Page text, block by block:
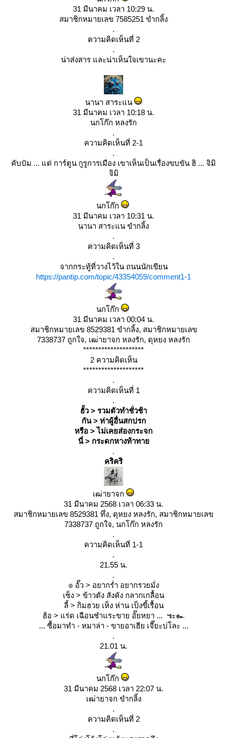
31 มีนาคม เวลา 10:29 น.
สมาชิกหมายเลข 7585251 ขำกลิ้ง
.
ความคิดเห็นที่ 2
.
น่าส่งสาร และน่าเห็นใจเขานะคะ
นานา สาระแน
31 มีนาคม เวลา 10:18 น.
นกโก๊ก หลงรัก
.
ความคิดเห็นที่ 2-1
.
คับป๋ม ... แต่ การ์ตูน กูรูการเมือง เขาเห็นเป็นเรื่องขบขัน ฮิ ... จิมิ
จิมิ
นกโก๊ก
31 มีนาคม เวลา 10:31 น.
นานา สาระแน ขำกลิ้ง
.
ความคิดเห็นที่ 3
.
จากกระทู้ที่วางไว้ใน ถนนนักเขียน
https://pantip.com/topic/43354059/comment1-1
นกโก๊ก
31 มีนาคม เวลา 00:04 น.
สมาชิกหมายเลข 8529381 ขำกลิ้ง, สมาชิกหมายเลข
7338737 ถูกใจ, เฒ่ายาจก หลงรัก, ดุหยง หลงรัก
********************
2 ความคิดเห็น
********************
.
ความคิดเห็นที่ 1
.
ฮั้ว > รวมตัวทำชั่วช้า
กัน > ท่าผู้อื่นสกปรก
หรือ > ไม่เคยส่องกระจก
นี่ > กระดกหางท้าทา
.
คริคริ
เฒ่ายาจก
31 มีนาคม 2568 เวลา 06:33 น.
สมาชิกหมายเลข 8529381 ทึ่ง, ดุหยง หลงรัก, สมาชิกหมายเลข
7338737 ถูกใจ, นกโก๊ก หลงรัก
.
ความคิดเห็นที่ 1-1
.
21.55 น.
.
๏ อั๊ว > อยากร่ำ อยากรวยมั่ง
เซ็ง > ข้าวตัง สังคัง กลากเกลื้อน
ลี้ > กิมฮวย เห็ง ห่าน เป็งขี้เรื้อน
ฮ้อ > แร่ด เฉือนชำแระขาย อั๊ยหยา ... ๚ะ๛
... ซื้อมาทำ - หมาล่า - ขายอาเฮีย เจี๊ยะบ่โละ ...
.
21.01 น.
นกโก๊ก
31 มีนาคม 2568 เวลา 22:07 น.
เฒ่ายาจก ขำกลิ้ง
.
ความคิดเห็นที่ 2
.